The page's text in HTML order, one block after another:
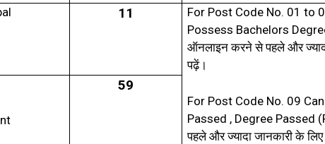
11
For Post Code No. 01 to
Possess Bachelors
ऑनलाइन करने से पहले और
पढ़ें।
For Post Code No. 09
Passed , Degree Passed
पहले और ज्यादा जानकारी के
59